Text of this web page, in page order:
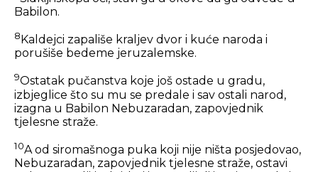
Babilon.
8 Kaldejci zapališe kraljev dvor i kuće naroda i
porušiše bedeme jeruzalemske.
9Ostatak pučanstva koje još ostade u gradu,
izbjeglice što su mu se predale i sav ostali narod,
izagna u Babilon Nebuzaradan, zapovjednik
tjelesne straže.
10A od siromašnoga puka koji nije ništa posjedovao,
Nebuzaradan, zapovjednik tjelesne straže, ostavi